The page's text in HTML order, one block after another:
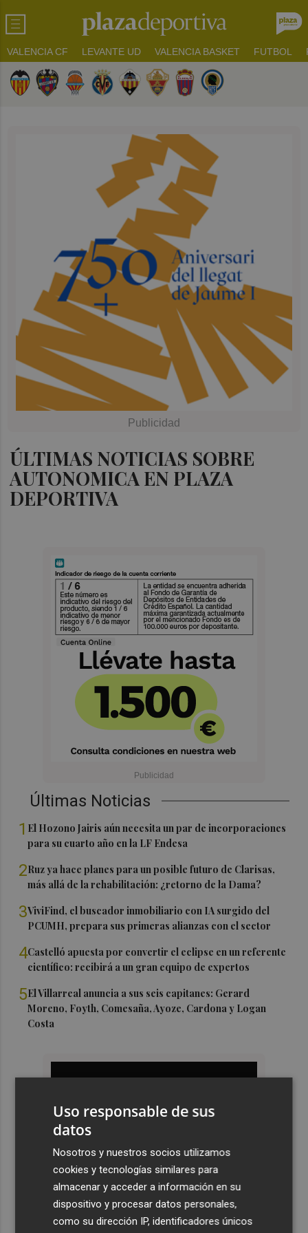
VALENCIA CF LEVANTE UD VALENCIA BASKET FUTBOL
ÚLTIMAS NOTICIAS SOBRE
AUTONOMICA EN PLAZA
DEPORTIVA
Últimas Noticias
1 El Hozono Jairis aún necesita un par de incorporaciones
para su cuarto año en la LF Endesa
2Ruz ya hace planes para un posible futuro de Clarisas,
más allá de la rehabilitación: ¿retorno de la Dama?
3ViviFind, el buscador inmobiliario con IA surgido del
PCUMH, prepara sus primeras alianzas con el sector
4Castelló apuesta por convertir el eclipse en un referente
científico: recibirá a un gran equipo de expertos
5El Villarreal anuncia a sus seis capitanes: Gerard
Moreno, Foyth, Comesaña, Ayoze, Cardona y Logan
Costa
Uso responsable de sus
datos
Nosotros y nuestros socios utilizamos
cookies y tecnologías similares para
almacenar y acceder a información en su
dispositivo y procesar datos personales,
como su dirección IP, identificadores únicos